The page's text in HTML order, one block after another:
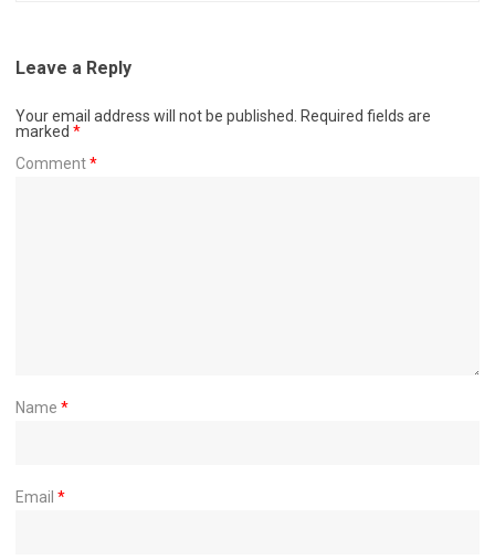
Leave a Reply
Your email address will not be published.
Required fields are
marked *
Comment*
Name *
Email *